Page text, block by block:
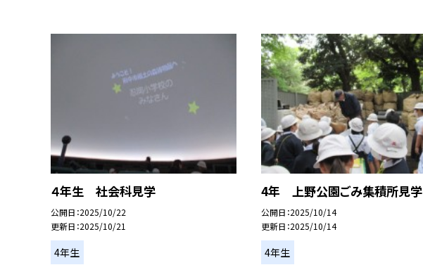
４年生 社会科見学
公開日 2025/10/22
更新日 2025/10/21
4年生
4年 上野公園ごみ集積所見学
公開日 2025/10/14
更新日 2025/10/14
4年生